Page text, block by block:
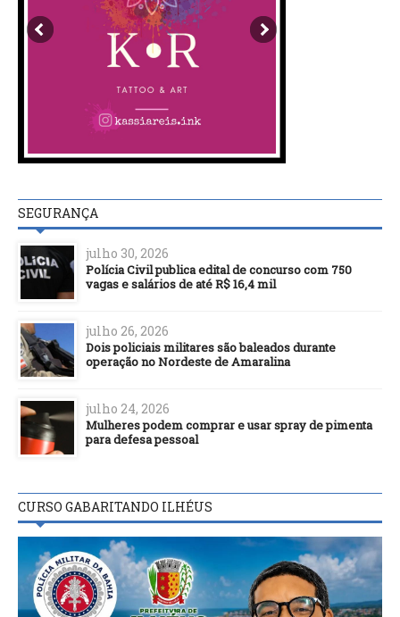
SEGURANÇA
julho 30, 2026
Polícia Civil publica edital de concurso com 750
vagas e salários de até R$ 16,4 mil
julho 26, 2026
Dois policiais militares são baleados durante
operação no Nordeste de Amaralina
julho 24, 2026
Mulheres podem comprar e usar spray de pimenta
para defesa pessoal
CURSO GABARITANDO ILHÉUS